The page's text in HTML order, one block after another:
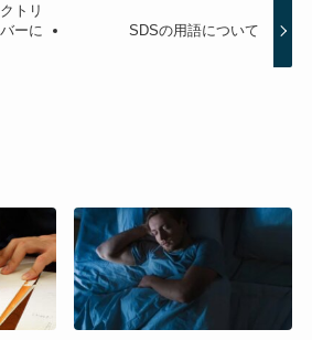
トリ
ーに
SDSの用語について